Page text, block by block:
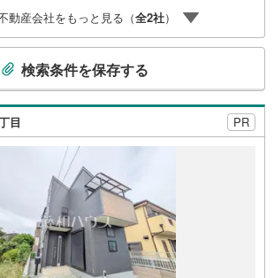
金に関するあらゆるご相談を承ります。・ラ
のシミュレーション・生活収支の資金の流れを
のご提案
動産会社をもっと見る（全2社）
検索条件を保存する
目 PR